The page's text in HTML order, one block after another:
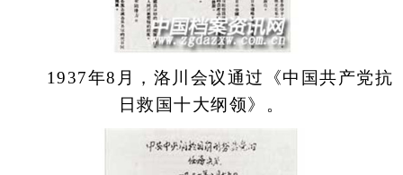
1937年8月，洛川会议通过《中国共产党抗
日救国十大纲领》。